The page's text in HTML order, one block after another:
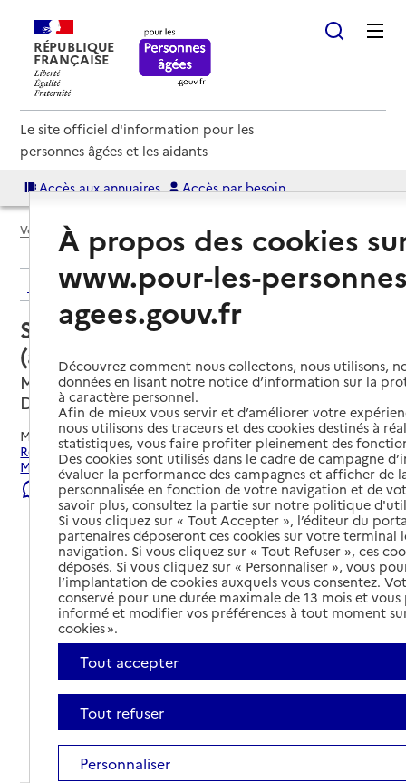
RÉPUBLIQUE
FRANÇAISE
Le site officiel d'information pour les
personnes âgées et les aidants
Accès aux annuaires Accès par besoin
Voir le fil d’Ariane
Retour aux résultats de l'annuaire
Service autonomie à domicile
(aide) – Services AFAD
Marseille 13e Arrondissement, BOUCHES-
DU-RHONE
Mis à jour le22/07/2026
Rechercher les établissements et services autour de
Marseille 13e Arrondissement.
Signaler une erreur
À propos des cookies
www.pour-les-
agees.gouv.fr
Découvrez comment nous collectons, nous utilisons,
données en lisant notre notice d’information sur la
à caractère personnel.
Afin de mieux vous servir et d’améliorer votre
nous utilisons des traceurs et des cookies destinés à
statistiques, vous faire profiter pleinement des
Des cookies sont utilisés dans le cadre de campagne
évaluer la performance des campagnes et afficher de
personnalisée en fonction de votre navigation et de
savoir plus, consultez la partie sur notre politique
Si vous cliquez sur « Tout Accepter », l’éditeur du
partenaires déposeront ces cookies sur votre terminal
navigation. Si vous cliquez sur « Tout Refuser », ces
déposés. Si vous cliquez sur « Personnaliser », vous
l’implantation de cookies auxquels vous consentez.
conservé pour une durée maximale de 13 mois et
informé et modifier vos préférences à tout moment
cookies ».
Tout accepter
Tout refuser
Personnaliser